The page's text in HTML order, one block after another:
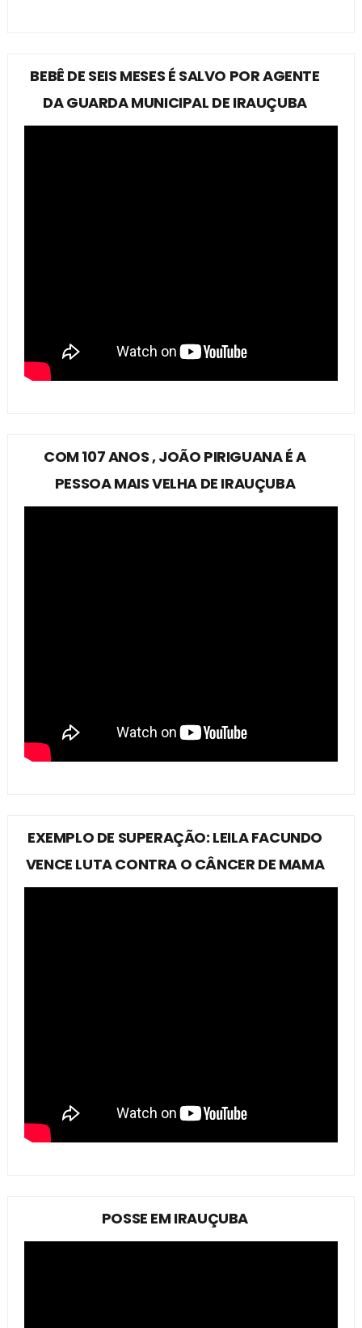
BEBÊ DE SEIS MESES É SALVO POR AGENTE
DA GUARDA MUNICIPAL DE IRAUÇUBA
COM 107 ANOS , JOÃO PIRIGUANA É A
PESSOA MAIS VELHA DE IRAUÇUBA
EXEMPLO DE SUPERAÇÃO: LEILA FACUNDO
VENCE LUTA CONTRA O CÂNCER DE MAMA
POSSE EM IRAUÇUBA